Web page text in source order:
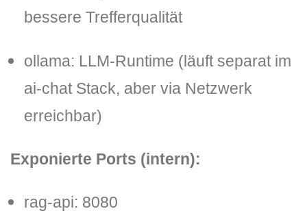
bessere Trefferqualität
ollama: LLM-Runtime (läuft separat im
ai-chat Stack, aber via Netzwerk
erreichbar)
Exponierte Ports (intern):
rag-api: 8080